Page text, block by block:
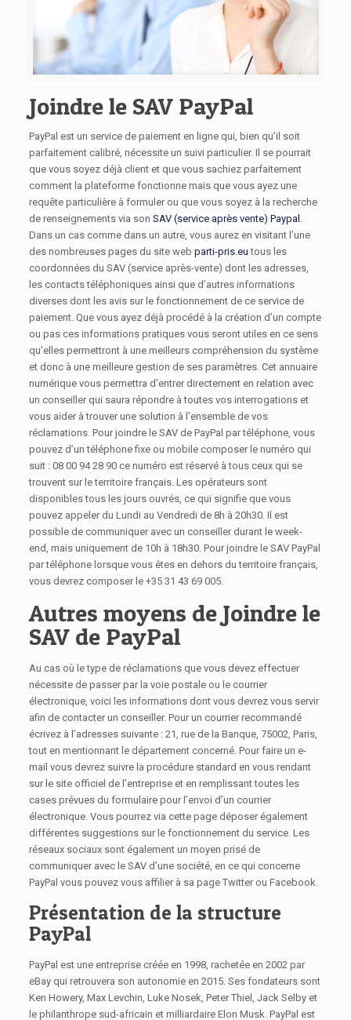
Joindre le SAV PayPal
PayPal est un service de paiement en ligne qui, bien qu’il soit
parfaitement calibré, nécessite un suivi particulier. Il se pourrait
que vous soyez déjà client et que vous sachiez parfaitement
comment la plateforme fonctionne mais que vous ayez une
requête particulière à formuler ou que vous soyez à la recherche
de renseignements via sonSAV (service après vente) Paypal
Dans un cas comme dans un autre, vous aurez en visitant l’une
des nombreuses pages du site webparti-pris.eu tous les
coordonnées du SAV (service après-vente) dont les adresses,
les contacts téléphoniques ainsi que d’autres informations
diverses dont les avis sur le fonctionnement de ce service de
paiement. Que vous ayez déjà procédé à la création d’un compte
ou pas ces informations pratiques vous seront utiles en ce sens
qu’elles permettront à une meilleurs compréhension du système
et donc à une meilleure gestion de ses paramètres. Cet annuaire
numérique vous permettra d’entrer directement en relation avec
un conseiller qui saura répondre à toutes vos interrogations et
vous aider à trouver une solution à l’ensemble de vos
réclamations. Pour joindre le SAV de PayPal par téléphone, vous
pouvez d’un téléphone fixe ou mobile composer le numéro qui
suit : 08 00 94 28 90 ce numéro est réservé à tous ceux qui se
trouvent sur le territoire français. Les opérateurs sont
disponibles tous les jours ouvrés, ce qui signifie que vous
pouvez appeler du Lundi au Vendredi de 8h à 20h30. Il est
possible de communiquer avec un conseiller durant le week-
end, mais uniquement de 10h à 18h30. Pour joindre le SAV PayPal
par téléphone lorsque vous êtes en dehors du territoire français,
vous devrez composer le +35 31 43 69 005.
Autres moyens de Joindre le
SAV de PayPal
Au cas où le type de réclamations que vous devez effectuer
nécessite de passer par la voie postale ou le courrier
électronique, voici les informations dont vous devrez vous servir
afin de contacter un conseiller. Pour un courrier recommandé
écrivez à l’adresses suivante : 21, rue de la Banque, 75002, Paris,
tout en mentionnant le département concerné. Pour faire un e-
mail vous devrez suivre la procédure standard en vous rendant
sur le site officiel de l’entreprise et en remplissant toutes les
cases prévues du formulaire pour l’envoi d’un courrier
électronique. Vous pourrez via cette page déposer également
différentes suggestions sur le fonctionnement du service. Les
réseaux sociaux sont également un moyen prisé de
communiquer avec le SAV d’une société, en ce qui concerne
PayPal vous pouvez vous affilier à sa page Twitter ou Facebook.
Présentation de la structure
PayPal
PayPal est une entreprise créée en 1998, rachetée en 2002 par
eBay qui retrouvera son autonomie en 2015. Ses fondateurs sont
Ken Howery, Max Levchin, Luke Nosek, Peter Thiel, Jack Selby et
le philanthrope sud-africain et milliardaire Elon Musk. PayPal est